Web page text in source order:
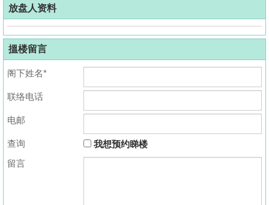
博
客
地
产
闻
数
据
布
放盘人资料
搵楼留言
阁下姓名*
联络电话
电邮
查询
我想预约睇楼
留言